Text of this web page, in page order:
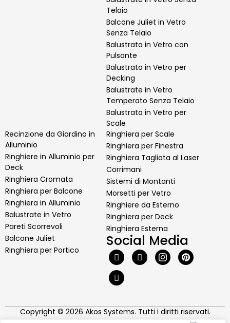
Telaio
Balcone Juliet in Vetro
Senza Telaio
Balustrata in Vetro con
Pulsante
Balustrata in Vetro per
Decking
Balustrate in Vetro
Temperato Senza Telaio
Balustrata in Vetro per
Scale
Recinzione da Giardino in
Alluminio
Ringhiere in Alluminio per
Deck
Ringhiera Cromata
Ringhiera per Balcone
Ringhiera in Alluminio
Balustrate in Vetro
Pareti Scorrevoli
Balcone Juliet
Ringhiera per Portico
Ringhiera per Scale
Ringhiera per Finestra
Ringhiera Tagliata al Laser
Corrimani
Sistemi di Montanti
Morsetti per Vetro
Ringhiere da Esterno
Ringhiera per Deck
Ringhiera Esterna
Social Media
Copyright © 2026 Akos Systems. Tutti i diritti riservati.
Vorrei avere maggiori
informazioni sul vostro
istituto
sulla vostra produzione e
produttività